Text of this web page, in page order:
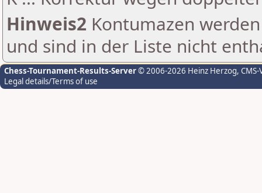
Hinweis2 Kontumazen
und sind in der Liste nicht
Chess-Tournament-Results-Server© 2006-2026 Heinz Herzog,
Legal details/Terms of use